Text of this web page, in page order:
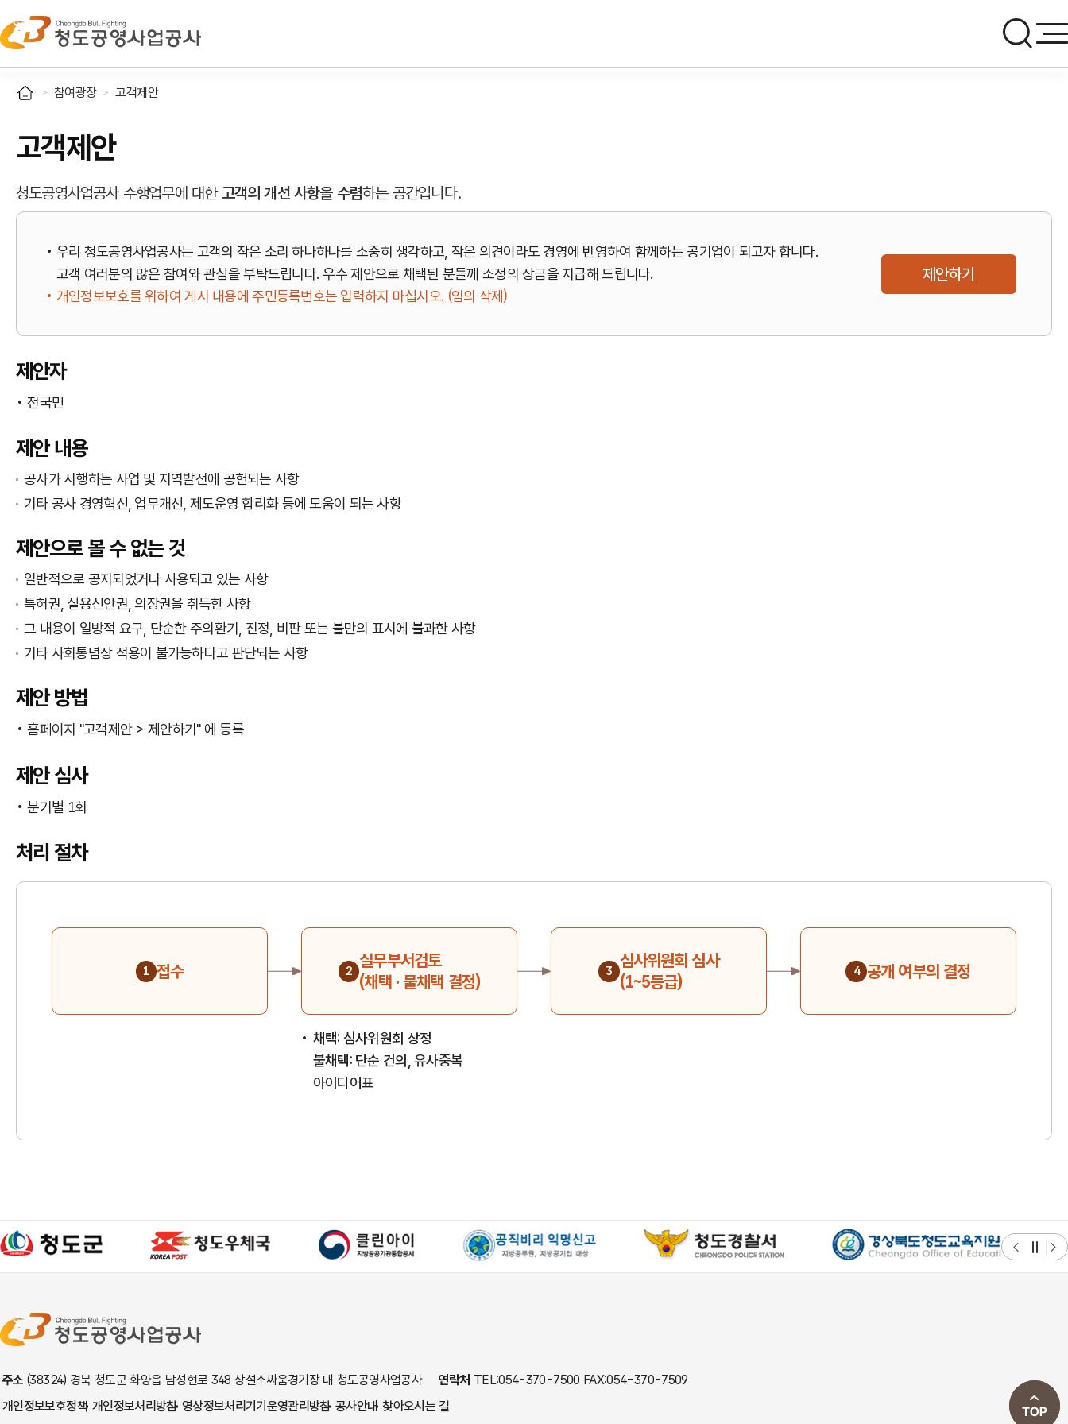
참여광장 고객제안
고객제안
청도공영사업공사 수행업무에 대한 고객의 개선 사항을 수렴하는 공간입니다.
우리 청도공영사업공사는 고객의 작은 소리 하나하나를 소중히 생각하고, 작은 의견이라도 경영에 반영하여 함께하는 공기업이 되고자 합니다.
고객 여러분의 많은 참여와 관심을 부탁드립니다. 우수 제안으로 채택된 분들께 소정의 상금을 지급해 드립니다.
개인정보보호를 위하여 게시 내용에 주민등록번호는 입력하지 마십시오. (임의 삭제)
제안하기
제안자
전국민
제안 내용
공사가 시행하는 사업 및 지역발전에 공헌되는 사항
기타 공사 경영혁신, 업무개선, 제도운영 합리화 등에 도움이 되는 사항
제안으로 볼 수 없는 것
일반적으로 공지되었거나 사용되고 있는 사항
특허권, 실용신안권, 의장권을 취득한 사항
그 내용이 일방적 요구, 단순한 주의환기, 진정, 비판 또는 불만의 표시에 불과한 사항
기타 사회통념상 적용이 불가능하다고 판단되는 사항
제안 방법
홈페이지 "고객제안 > 제안하기" 에 등록
제안 심사
분기별 1회
처리 절차
1 접수 2
실무부서검토
(채택 · 불채택 결정)
채택: 심사위원회 상정
불채택: 단순 건의, 유사중복
아이디어표
3
심사위원회 심사
(1~5등급)
4 공개 여부의 결정
주소 (38324) 경북 청도군 화양읍 남성현로 348 상설소싸움경기장 내 청도공영사업공사 연락처 TEL:054-370-7500 FAX:054-370-7509
개인정보보호정책 개인정보처리방침 영상정보처리기기운영관리방침 공사안내 찾아오시는 길